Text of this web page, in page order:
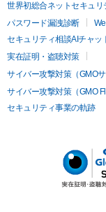
世界初総合ネットセキュリ
パスワード漏洩診断
セキュリティ相談AIチャッ
実在証明・盗聴対策
サイバー攻撃対策（GMO
サイバー攻撃対策（GMO
セキュリティ事業の軌跡